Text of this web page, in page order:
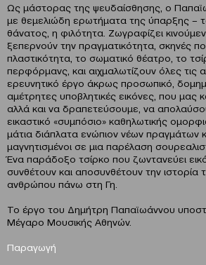
Ως μάστορας της ψευδαίσθησης, ο
με θεμελιώδη ερωτήματα της ύπαρξης –
θάνατος, η φιλότητα. Ζωγραφίζει
ξεπερνούν την πραγματικότητα, σκηνές
πλαστικότητα, το σωματικό θέατρο, το
περφόρμανς, και αιχμαλωτίζουν όλες τις
ερευνητικό έργο άκρως προσωπικό,
αμέτρητες υποβλητικές εικόνες, που μας
αλλά και να δραπετεύσουμε, να
εικαστικό «συμπόσιο» καθηλωτικής
μάτια διάπλατα ενώπιον νέων πραγμάτων
μαγνητισμένοι σε μια παρέλαση
Ένα παράδοξο τσίρκο που ζωντανεύει
συνθέτουν και αποσυνθέτουν την ιστορία
ανθρώπου πάνω στη Γη.
Το έργο του Δημήτρη Παπαϊωάννου
Μέγαρο Μουσικής Αθηνών.
Παραγωγή